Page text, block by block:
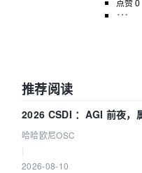
点赞 0
推荐阅读
2026 CSDI ：AGI 前夜，
耕企业
哈哈欧尼OSC
2026-08-10